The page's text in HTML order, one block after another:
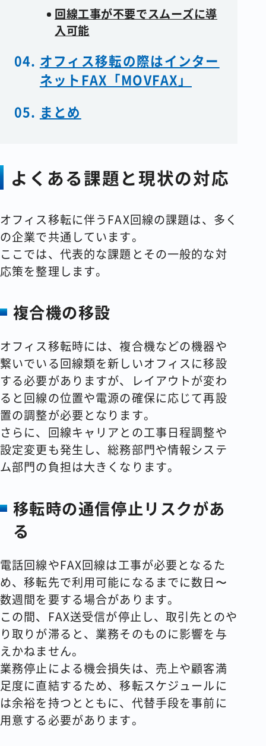
回線工事が不要でスムーズに導
入可能
オフィス移転の際はインター
ネットFAX「MOVFAX」
まとめ
よくある課題と現状の対応
オフィス移転に伴うFAX回線の課題は、多く
の企業で共通しています。
ここでは、代表的な課題とその一般的な対
応策を整理します。
複合機の移設
オフィス移転時には、複合機などの機器や
繋いでいる回線類を新しいオフィスに移設
する必要がありますが、レイアウトが変わ
ると回線の位置や電源の確保に応じて再設
置の調整が必要となります。
さらに、回線キャリアとの工事日程調整や
設定変更も発生し、総務部門や情報システ
ム部門の負担は大きくなります。
移転時の通信停止リスクがあ
る
電話回線やFAX回線は工事が必要となるた
め、移転先で利用可能になるまでに数日〜
数週間を要する場合があります。
この間、FAX送受信が停止し、取引先とのや
り取りが滞ると、業務そのものに影響を与
えかねません。
業務停止による機会損失は、売上や顧客満
足度に直結するため、移転スケジュールに
は余裕を持つとともに、代替手段を事前に
用意する必要があります。